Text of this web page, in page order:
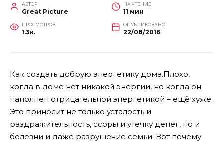
АВТОР
Great Picture
НА ЧТЕНИЕ
11 мин
ПРОСМОТРОВ
1.3к.
ОПУБЛИКОВАНО
22/08/2016
Как создать добрую энергетику дома.Плохо,
когда в доме нет никакой энергии, но когда он
наполнен отрицательной энергетикой – ещё хуже.
Это приносит не только усталость и
раздражительность, ссоры и утечку денег, но и
болезни и даже разрушение семьи. Вот почему